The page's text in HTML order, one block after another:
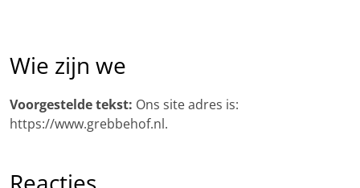
Wie zijn we
Voorgestelde tekst: Ons site adres is:
https://www.grebbehof.nl.